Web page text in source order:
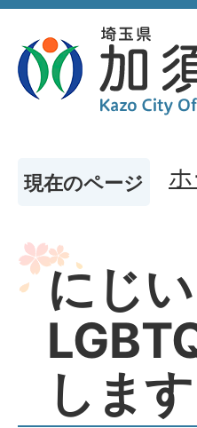
現在のページ
にじ
します